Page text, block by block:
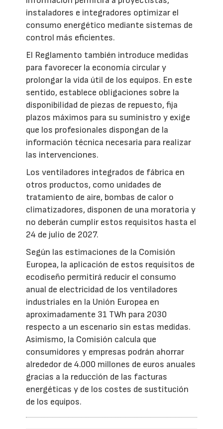
instaladores e integradores optimizar el
consumo energético mediante sistemas de
control más eficientes.
El Reglamento también introduce medidas
para favorecer la economía circular y
prolongar la vida útil de los equipos. En este
sentido, establece obligaciones sobre la
disponibilidad de piezas de repuesto, fija
plazos máximos para su suministro y exige
que los profesionales dispongan de la
información técnica necesaria para realizar
las intervenciones.
Los ventiladores integrados de fábrica en
otros productos, como unidades de
tratamiento de aire, bombas de calor o
climatizadores, disponen de una moratoria y
no deberán cumplir estos requisitos hasta el
24 de julio de 2027.
Según las estimaciones de la Comisión
Europea, la aplicación de estos requisitos de
ecodiseño permitirá reducir el consumo
anual de electricidad de los ventiladores
industriales en la Unión Europea en
aproximadamente 31 TWh para 2030
respecto a un escenario sin estas medidas.
Asimismo, la Comisión calcula que
consumidores y empresas podrán ahorrar
alrededor de 4.000 millones de euros anuales
gracias a la reducción de las facturas
energéticas y de los costes de sustitución
de los equipos.